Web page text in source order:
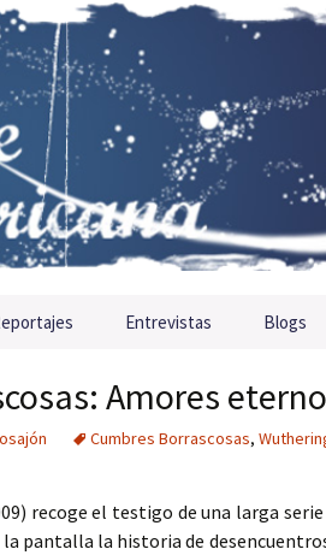
Entrevistas Blogs
Amores
Cumbres Borrascosas,
recoge el testigo de una larga
pantalla la historia de